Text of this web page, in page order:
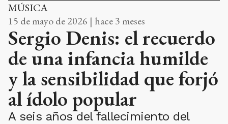
MÚSICA
15 de mayo de 2026 | hace 3 meses
Sergio Denis: el recuerdo
de una infancia humilde
y la sensibilidad que forjó
al ídolo popular
A seis años del fallecimiento del